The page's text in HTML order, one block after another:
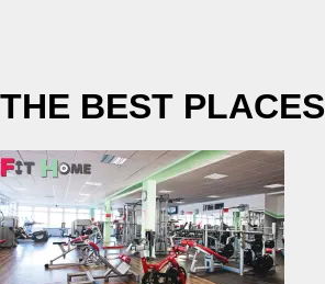
THE BEST PLACES